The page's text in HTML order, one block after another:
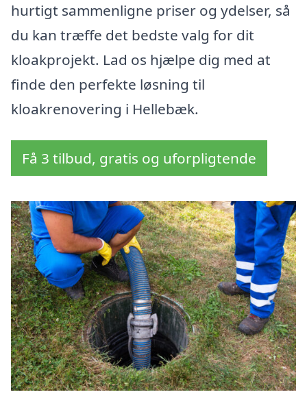
hurtigt sammenligne priser og ydelser, så
du kan træffe det bedste valg for dit
kloakprojekt. Lad os hjælpe dig med at
finde den perfekte løsning til
kloakrenovering i Hellebæk.
Få 3 tilbud, gratis og uforpligtende